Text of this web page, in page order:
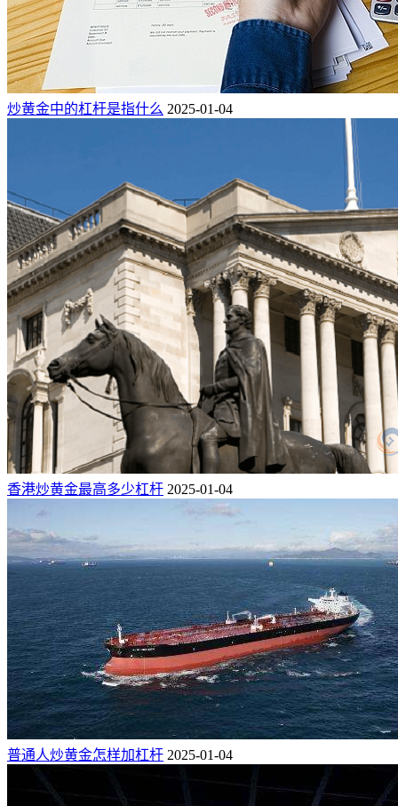
炒黄金中的杠杆是指什么 2025-01-04
香港炒黄金最高多少杠杆 2025-01-04
普通人炒黄金怎样加杠杆 2025-01-04